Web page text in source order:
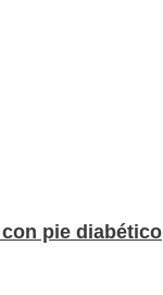
pie diabético